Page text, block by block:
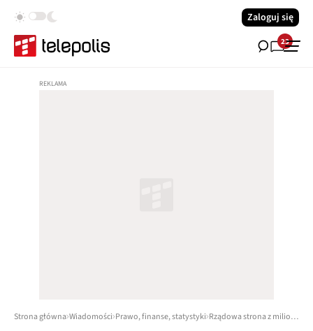
Zaloguj się
23
Strona główna Wiadomości Prawo, finanse, statystyki Rządowa strona z milionami wejść. Pokazuje, jaki możesz mieć Internet